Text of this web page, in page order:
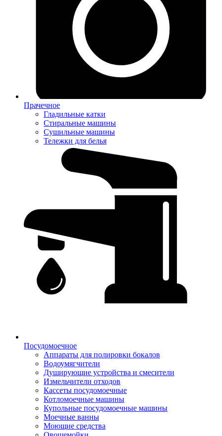
Прачечное
Гладильные катки
Стиральные машины
Сушильные машины
Тележки для белья
Посудомоечное
Аппараты для полировки бокалов
Водоумягчители
Душирующие устройства и смесители
Измельчители отходов
Кассеты посудомоечные
Котломоечные машины
Купольные посудомоечные машины
Моечные ванны
Моющие средства